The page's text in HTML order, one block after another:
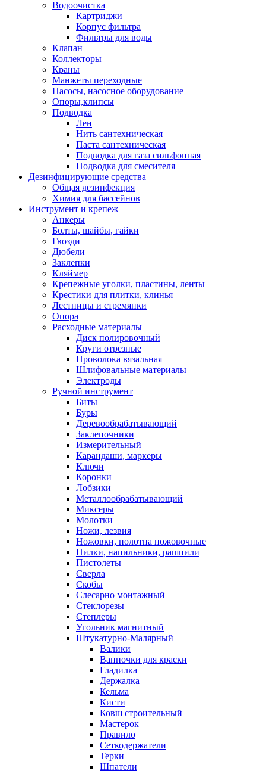
Водоочистка
Картриджи
Корпус фильтра
Фильтры для воды
Клапан
Коллекторы
Краны
Манжеты переходные
Насосы, насосное оборудование
Опоры,клипсы
Подводка
Лен
Нить сантехническая
Паста сантехническая
Подводка для газа сильфонная
Подводка для смесителя
Дезинфицирующие средства
Общая дезинфекция
Химия для бассейнов
Инструмент и крепеж
Анкеры
Болты, шайбы, гайки
Гвозди
Дюбели
Заклепки
Кляймер
Крепежные уголки, пластины, ленты
Крестики для плитки, клинья
Лестницы и стремянки
Опора
Расходные материалы
Диск полировочный
Круги отрезные
Проволока вязальная
Шлифовальные материалы
Электроды
Ручной инструмент
Биты
Буры
Деревообрабатывающий
Заклепочники
Измерительный
Карандаши, маркеры
Ключи
Коронки
Лобзики
Металлообрабатывающий
Миксеры
Молотки
Ножи, лезвия
Ножовки, полотна ножовочные
Пилки, напильники, рашпили
Пистолеты
Сверла
Скобы
Слесарно монтажный
Стеклорезы
Степлеры
Угольник магнитный
Штукатурно-Малярный
Валики
Ванночки для краски
Гладилка
Держалка
Кельма
Кисти
Ковш строительный
Мастерок
Правило
Сеткодержатели
Терки
Шпатели